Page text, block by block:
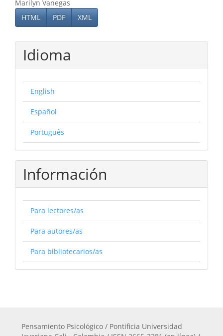
Marilyn Vanegas
HTML
PDF XML
Idioma
English
Español
Português
Información
Para lectores/as
Para autores/as
Para bibliotecarios/as
Pensamiento Psicológico / Pontificia Universidad